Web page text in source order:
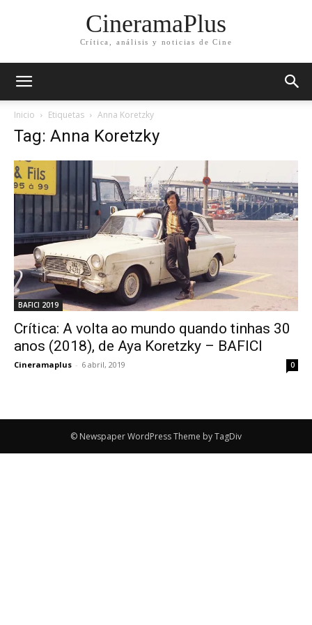
CineramaPlus
Crítica, análisis y noticias de Cine
Inicio Etiquetas Anna Koretzky
Tag: Anna Koretzky
BAFICI 2019
Crítica: A volta ao mundo quando tinhas 30
anos (2018), de Aya Koretzky – BAFICI
Cineramaplus - 6 abril, 2019 0
© Newspaper WordPress Theme by TagDiv